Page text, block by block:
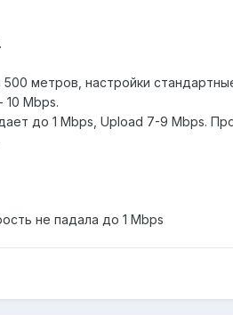
метров, настройки
Mbps.
до 1 Mbps, Upload 7-9 Mbps.
не падала до 1 Mbps